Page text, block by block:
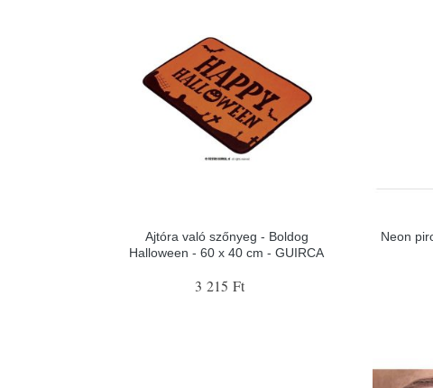
Ajtóra való szőnyeg - Boldog
Halloween - 60 x 40 cm - GUIRCA
3 215 Ft
Neon